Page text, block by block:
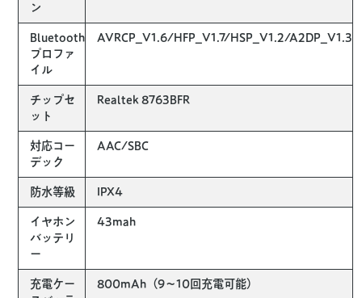
ン
Bluetooth
プロファ
イル
AVRCP_V1.6/HFP_V1.7/HSP_V1.2/A2DP_V1.3
チップセ
ット
Realtek 8763BFR
対応コー
デック
AAC/SBC
防水等級 IPX4
イヤホン
バッテリ
ー
43mah
充電ケー
800mAh（9〜10回充電可能）